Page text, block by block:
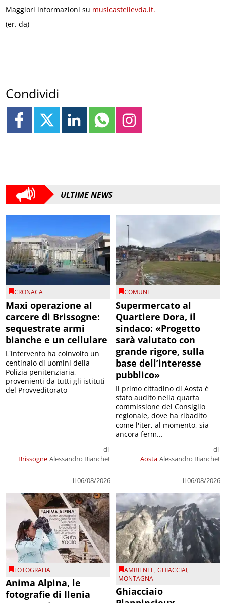
Maggiori informazioni su musicastellevda.it.
(er. da)
Condividi
ULTIME NEWS
CRONACA
Maxi operazione al
carcere di Brissogne:
sequestrate armi
bianche e un cellulare
Brissogne
di
Alessandro Bianchet
il 06/08/2026
L'intervento ha coinvolto un
centinaio di uomini della
Polizia penitenziaria,
provenienti da tutti gli istituti
del Provveditorato
COMUNI
Supermercato al
Quartiere Dora, il
sindaco: «Progetto
sarà valutato con
grande rigore, sulla
base dell’interesse
pubblico»
Aosta
di
Alessandro Bianchet
il 06/08/2026
Il primo cittadino di Aosta è
stato audito nella quarta
commissione del Consiglio
regionale, dove ha ribadito
come l'iter, al momento, sia
ancora ferm...
FOTOGRAFIA
Anima Alpina, le
fotografie di Ilenia
AMBIENTE,GHIACCIAI,
MONTAGNA
Ghiacciaio